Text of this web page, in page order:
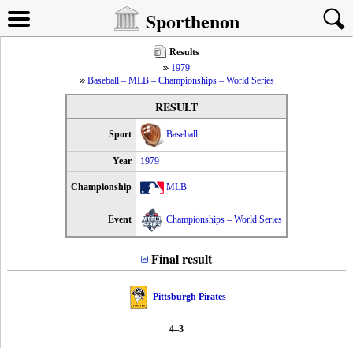
Sporthenon
Results
1979
Baseball – MLB – Championships – World Series
RESULT
Sport Baseball
Year 1979
Championship MLB
Event Championships – World Series
Final result
Pittsburgh Pirates
4–3